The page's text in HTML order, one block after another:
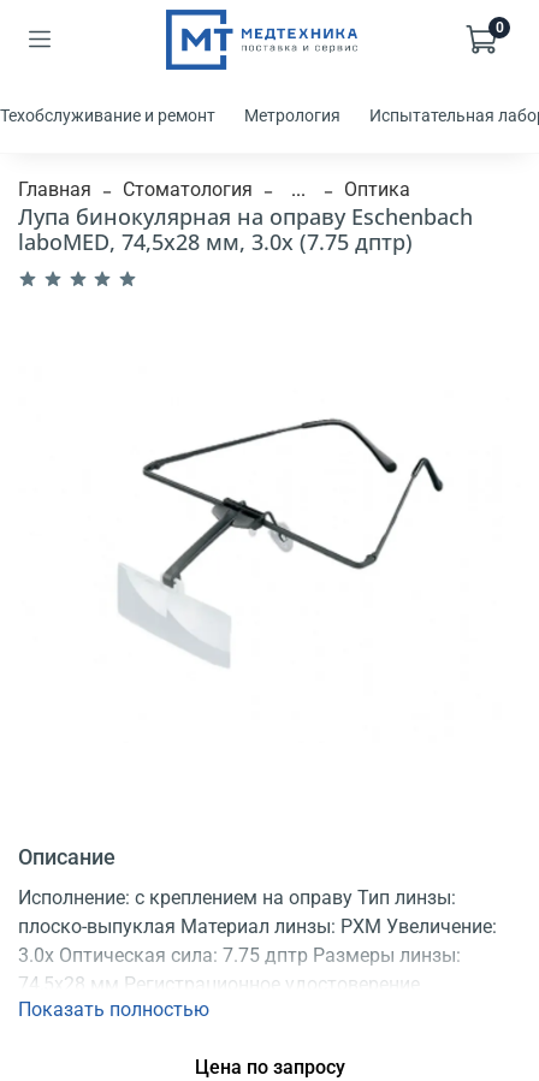
0
Техобслуживание и ремонт Метрология Испытательная
Главная Стоматология ... Оптика
Лупа бинокулярная на оправу Eschenbach
laboMED, 74,5x28 мм, 3.0x (7.75 дптр)
Описание
Исполнение: с креплением на оправу Тип линзы:
плоско-выпуклая Материал линзы: PXM Увеличение:
3.0х Оптическая сила: 7.75 дптр Размеры линзы:
74,5х28 мм Регистрационное удостоверение
Показать полностью
Цена по запросу